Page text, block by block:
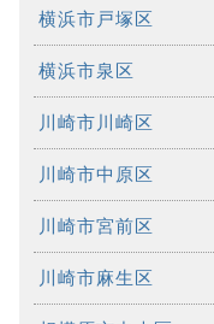
横浜市戸塚区
横浜市泉区
川崎市川崎区
川崎市中原区
川崎市宮前区
川崎市麻生区